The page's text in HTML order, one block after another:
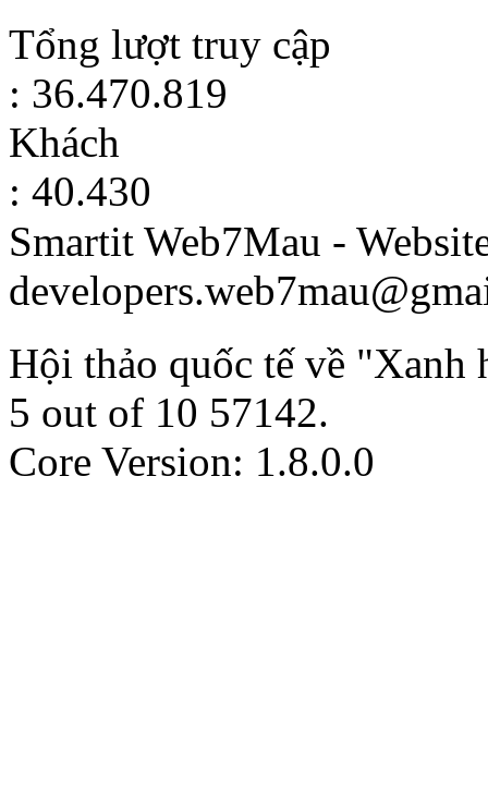
Tổng lượt truy cập
: 36.470.819
Khách
: 40.430
Smartit Web7Mau -
Hội thảo quốc tế về "Xanh
5 out of 10 57142.
Core Version: 1.8.0.0